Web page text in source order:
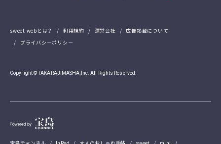
sweet webとは？ 利用規約 運営会社
広告掲載について
プライバシーポリシー
Copyright © TAKARAJIMASHA,Inc. All Rights Reserved.